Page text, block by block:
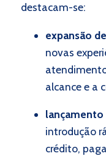
destacam-se:
expansão
novas
alcance e a
lançamento
introdução
crédito,